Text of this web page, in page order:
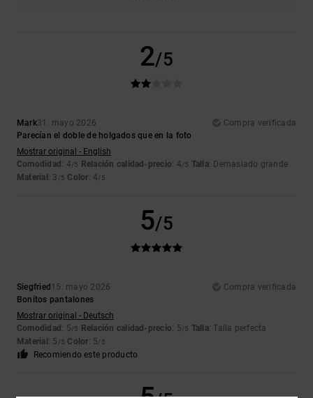
2/5
Mark31. mayo 2026
Compra verificada
Parecían el doble de holgados que en la foto
Mostrar original - English
Comodidad : 4/5 Relación calidad-precio: 4/5 Talla: Demasiado grande
Material : 3 /5 Color: 4/5
5/5
Siegfried 15. mayo 2026
Compra verificada
Bonitos pantalones
Mostrar original - Deutsch
Comodidad : 5/5 Relación calidad-precio: 5/5 Talla: Talla perfecta
Material : 5 /5 Color: 5/5
Recomiendo este producto